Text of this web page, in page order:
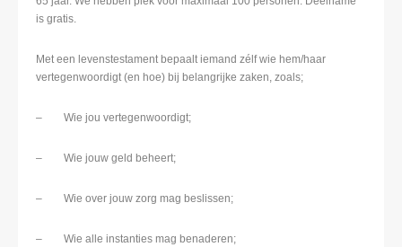
is gratis.
Met een levenstestament bepaalt iemand zélf wie hem/haar
vertegenwoordigt (en hoe) bij belangrijke zaken, zoals;
– Wie jou vertegenwoordigt;
– Wie jouw geld beheert;
– Wie over jouw zorg mag beslissen;
– Wie alle instanties mag benaderen;